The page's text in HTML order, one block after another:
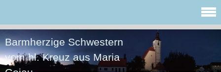
Barmherzige Schwestern
vom hl. Kreuz aus Maria